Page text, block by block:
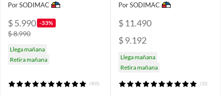
Por SODIMAC
$ 5.990 -33%
$ 8.990
Llega mañana
Retira mañana
(405)
Por SODIMAC
$ 11.490
$ 9.192
Llega mañana
Retira mañana
(32)